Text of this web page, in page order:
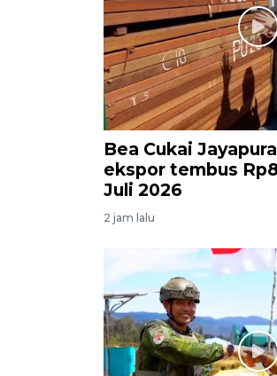
Bea Cukai
ekspor tembus
Juli 2026
2 jam lalu